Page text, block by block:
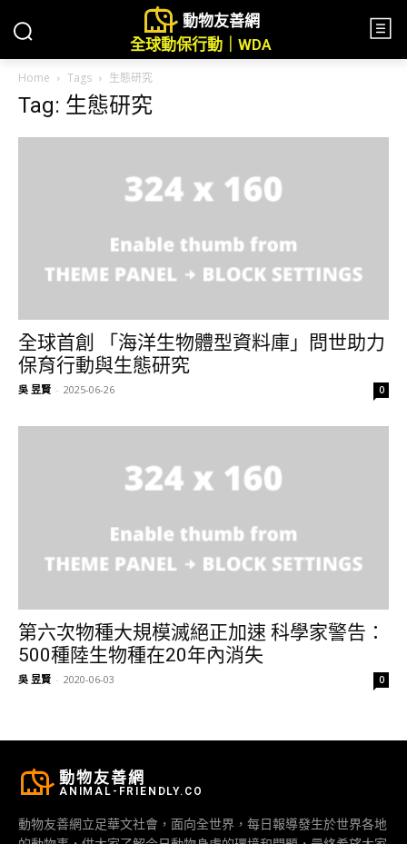
動物友善網
全球動保行動｜WDA
Home Tags 生態研究
Tag: 生態研究
全球首創 「海洋生物體型資料庫」問世助力
保育行動與生態研究
吳 昱賢 - 2025-06-26 0
第六次物種大規模滅絕正加速 科學家警告：
500種陸生物種在20年內消失
吳 昱賢 - 2020-06-03 0
動物友善網
ANIMAL-FRIENDLY.CO
動物友善網立足華文社會，面向全世界，每日報導發生於世界各地